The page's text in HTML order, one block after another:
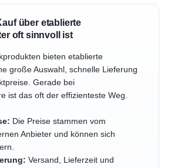
über etablierte
oft sinnvoll ist
bieten etablierte
große Auswahl, schnelle Lieferung
Gerade bei
ist das oft der effizienteste Weg.
Die Preise stammen vom
Anbieter und können sich
Versand, Lieferzeit und